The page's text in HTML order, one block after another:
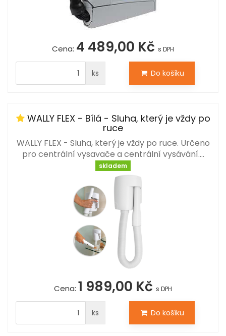
Cena: 4 489,00 Kč s DPH
ks Do košíku
WALLY FLEX - Bílá - Sluha, který je vždy po
ruce
WALLY FLEX - Sluha, který je vždy po ruce. Určeno
pro centrální vysavače a centrální vysávání.…
skladem
Cena: 1 989,00 Kč s DPH
ks Do košíku